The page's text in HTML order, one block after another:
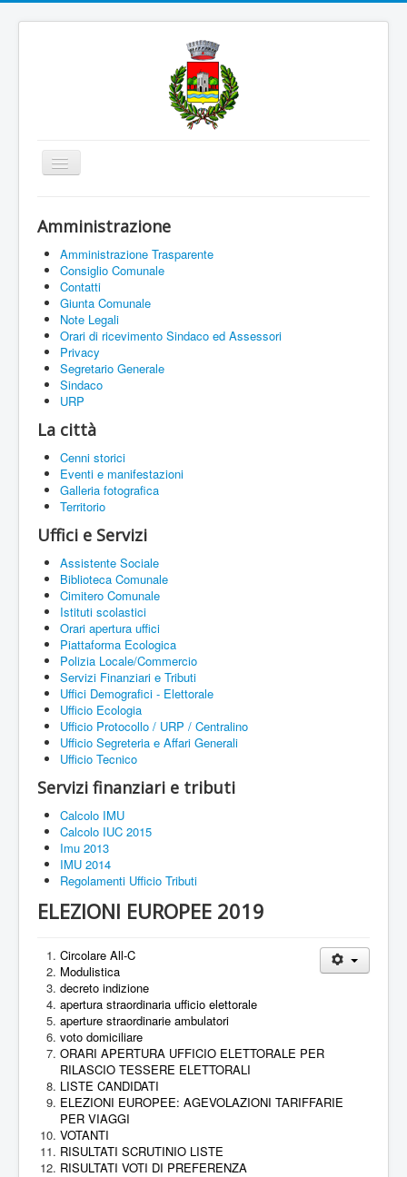
Cambia
navigazione
Amministrazione
Uffici e Servizi
La città
Associazioni
Documenti On Line
Informazioni
Amministrazione
Amministrazione Trasparente
Consiglio Comunale
Contatti
Giunta Comunale
Note Legali
Orari di ricevimento Sindaco ed Assessori
Privacy
Segretario Generale
Sindaco
URP
La città
Cenni storici
Eventi e manifestazioni
Galleria fotografica
Territorio
Uffici e Servizi
Assistente Sociale
Biblioteca Comunale
Cimitero Comunale
Istituti scolastici
Orari apertura uffici
Piattaforma Ecologica
Polizia Locale/Commercio
Servizi Finanziari e Tributi
Uffici Demografici - Elettorale
Ufficio Ecologia
Ufficio Protocollo / URP / Centralino
Ufficio Segreteria e Affari Generali
Ufficio Tecnico
Servizi finanziari e tributi
Calcolo IMU
Calcolo IUC 2015
Imu 2013
IMU 2014
Regolamenti Ufficio Tributi
ELEZIONI EUROPEE 2019
Circolare All-C
Modulistica
decreto indizione
apertura straordinaria ufficio elettorale
aperture straordinarie ambulatori
voto domiciliare
ORARI APERTURA UFFICIO ELETTORALE PER
RILASCIO TESSERE ELETTORALI
LISTE CANDIDATI
ELEZIONI EUROPEE: AGEVOLAZIONI TARIFFARIE
PER VIAGGI
VOTANTI
RISULTATI SCRUTINIO LISTE
RISULTATI VOTI DI PREFERENZA